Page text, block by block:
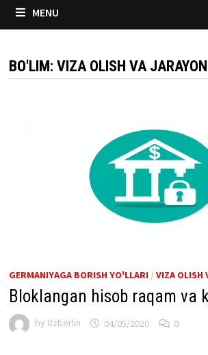
MENU
BO'LIM: VIZA OLISH VA
GERMANIYAGA BORISH YO'LLARI / VIZA OLISH
Bloklangan hisob raqam va
by Uzberlin 04/05/2020 0